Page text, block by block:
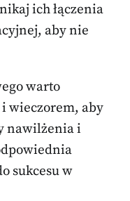
ich łączenia
aby nie
warto
wieczorem, aby
nawilżenia i
sukcesu w